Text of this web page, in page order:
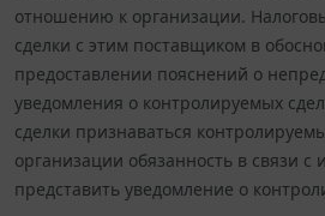
отношению к организации.
сделки с этим поставщиком в
предоставлении пояснений о
уведомления о контролируемых
сделки признаваться
организации обязанность в связи
представить уведомление о